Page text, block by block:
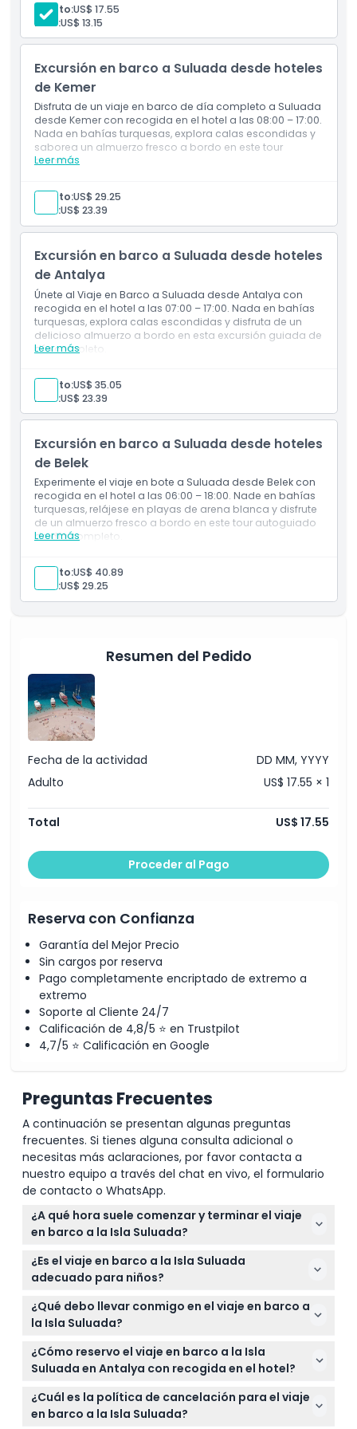
Política para Niños y Adultos
Hora de Recogida / Hora de Entrega
Exclusiones
Horario de Apertura
Cosas a Saber
Punto de Inicio y Fin
Ubicación
Cómo Canjear
Entrada a las atracciones
Personal que habla inglés
Almuerzo
Seguro proporcionado por el operador
Adulto:US$ 17.55
Niño:US$ 13.15
Excursión en barco a Suluada desde hoteles
de Kemer
Disfruta de un viaje en barco de día completo a Suluada
desde Kemer con recogida en el hotel a las 08:00 – 17:00.
Nada en bahías turquesas, explora calas escondidas y
saborea un almuerzo fresco a bordo en este tour
guiado.
Leer más
Entrada a las atracciones
Personal de habla inglesa
Almuerzo
Traslados de ida y vuelta desde y hacia tu hotel
Adulto:US$ 29.25
Niño:US$ 23.39
Excursión en barco a Suluada desde hoteles
de Antalya
Únete al Viaje en Barco a Suluada desde Antalya con
recogida en el hotel a las 07:00 – 17:00. Nada en bahías
turquesas, explora calas escondidas y disfruta de un
delicioso almuerzo a bordo en esta excursión guiada de
día completo.
Leer más
Entrada a las atracciones
Personal que habla inglés
Almuerzo
Traslados de ida y vuelta desde y hacia su hotel
Adulto:US$ 35.05
Niño:US$ 23.39
Excursión en barco a Suluada desde hoteles
de Belek
Experimente el viaje en bote a Suluada desde Belek con
recogida en el hotel a las 06:00 – 18:00. Nade en bahías
turquesas, relájese en playas de arena blanca y disfrute
de un almuerzo fresco a bordo en este tour autoguiado
de día completo.
Leer más
Entrada a las atracciones
Personal que habla inglés
Almuerzo
Adulto:US$ 40.89
Niño:US$ 29.25
Resumen del Pedido
Fecha de la actividad
DD MM, YYYY
Adulto
US$ 17.55 × 1
Total US$ 17.55
Proceder al Pago
Reserva con Confianza
Garantía del Mejor Precio
Sin cargos por reserva
Pago completamente encriptado de extremo a
extremo
Soporte al Cliente 24/7
Calificación de 4,8/5 ⭐ en Trustpilot
4,7/5 ⭐ Calificación en Google
Preguntas Frecuentes
A continuación se presentan algunas preguntas
frecuentes. Si tienes alguna consulta adicional o
necesitas más aclaraciones, por favor contacta a
nuestro equipo a través del chat en vivo, el formulario
de contacto o WhatsApp.
¿A qué hora suele comenzar y terminar el viaje
en barco a la Isla Suluada?
El viaje en barco sale entre las 6:00 AM y las 9:15 AM
dependiendo de la ubicación de recogida en su
hotel y regresa alrededor de las 4:00 PM a 6:00 PM
(sujeto a cambios, por favor confirme al momento
de la reserva).
¿Es el viaje en barco a la Isla Suluada
adecuado para niños?
Sí, el viaje es adecuado para niños de 6 a 11 años,
mientras que los bebés de 0 a 5 años pueden viajar
pueden participar cómodamente.
¿Qué debo llevar conmigo en el viaje en barco a
la Isla Suluada?
Lleve traje de baño, protector solar y una toalla
para disfrutar de nadar y tomar el sol. No olvide
ropa cómoda para el viaje en barco y su cámara
para captar impresionantes vistas costeras.
¿Cómo reservo el viaje en barco a la Isla
Suluada en Antalya con recogida en el hotel?
Puede reservar su lugar fácilmente en línea aquí
mismo en este sitio web, seleccionando la opción
¿Cuál es la política de cancelación para el viaje
en barco a la Isla Suluada?